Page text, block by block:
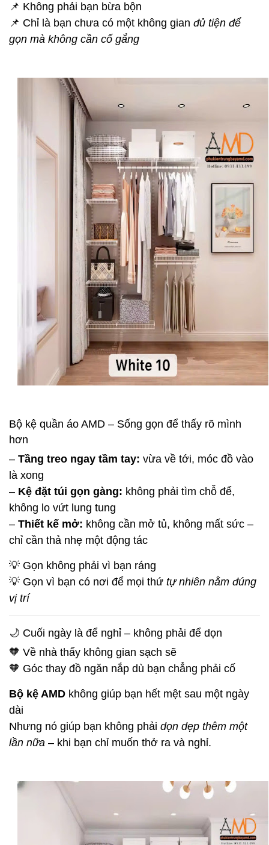
📌 Không phải bạn bừa bộn
📌 Chỉ là bạn chưa có một không gian đủ tiện để
gọn mà không cần cố gắng
Bộ kệ quần áo AMD – Sống gọn để thấy rõ mình
hơn
– Tầng treo ngay tầm tay: vừa về tới, móc đồ vào
là xong
– Kệ đặt túi gọn gàng: không phải tìm chỗ để,
không lo vứt lung tung
– Thiết kế mở: không cần mở tủ, không mất sức –
chỉ cần thả nhẹ một động tác
💡 Gọn không phải vì bạn ráng
💡 Gọn vì bạn có nơi để mọi thứ tự nhiên nằm đúng
vị trí
🌙 Cuối ngày là để nghỉ – không phải để dọn
🧡 Về nhà thấy không gian sạch sẽ
🧡 Góc thay đồ ngăn nắp dù bạn chẳng phải cố
Bộ kệ AMD không giúp bạn hết mệt sau một ngày
dài
Nhưng nó giúp bạn không phải dọn dẹp thêm một
lần nữa – khi bạn chỉ muốn thở ra và nghỉ.